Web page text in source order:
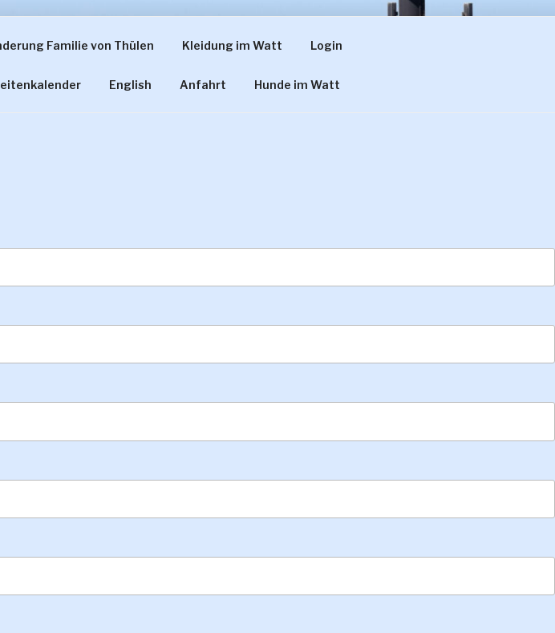
VON THÜLEN
Familie von Thülen Kleidung im Watt Login
English Anfahrt Hunde im Watt